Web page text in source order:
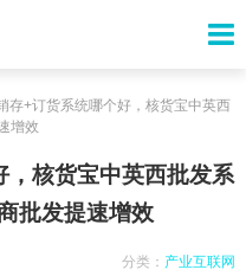
存+订货系统哪个好，核货宝中英西
增效
，核货宝中英西批发系
批发提速增效
分类： 产业互联网